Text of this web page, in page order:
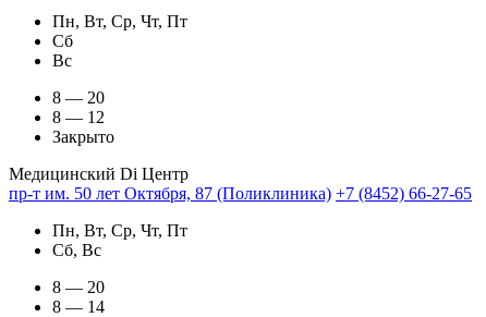
Пн, Вт, Ср, Чт, Пт
Сб
Вс
8 — 20
8 — 12
Закрыто
Медицинский Di Центр
пр-т им. 50 лет Октября, 87 (Поликлиника) +7 (8452) 66-27-65
Пн, Вт, Ср, Чт, Пт
Сб, Вс
8 — 20
8 — 14